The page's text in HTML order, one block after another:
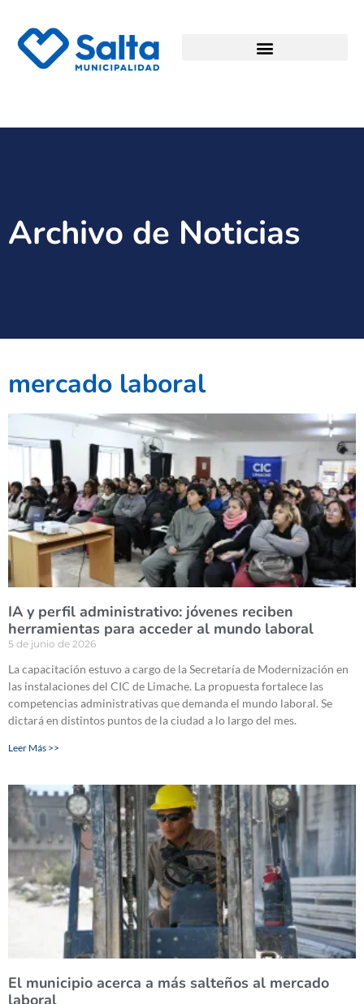
Archivo de Noticias
mercado laboral
IA y perfil administrativo: jóvenes reciben
herramientas para acceder al mundo laboral
5 de junio de 2026
La capacitación estuvo a cargo de la Secretaría de Modernización en
las instalaciones del CIC de Limache. La propuesta fortalece las
competencias administrativas que demanda el mundo laboral. Se
dictará en distintos puntos de la ciudad a lo largo del mes.
Leer Más >>
El municipio acerca a más salteños al mercado